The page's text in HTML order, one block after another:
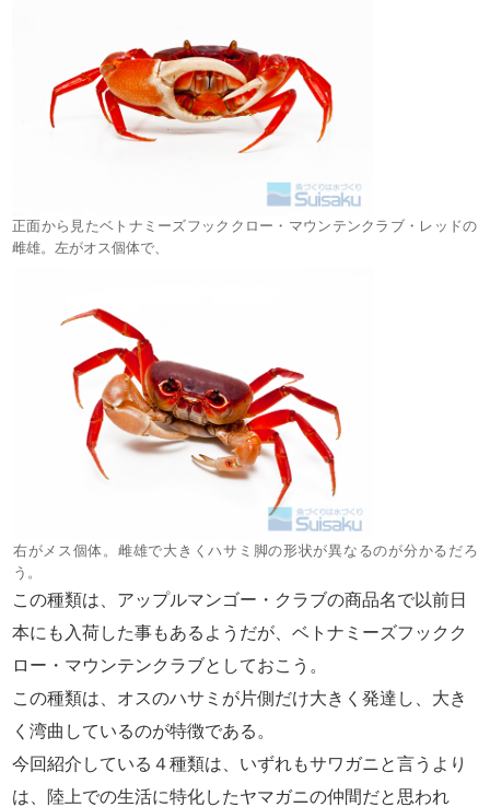
正面から見たベトナミーズフッククロー・マウンテンクラブ・レッドの
雌雄。左がオス個体で、
右がメス個体。雌雄で大きくハサミ脚の形状が異なるのが分かるだろ
う。
この種類は、アップルマンゴー・クラブの商品名で以前日
本にも入荷した事もあるようだが、ベトナミーズフックク
ロー・マウンテンクラブとしておこう。
この種類は、オスのハサミが片側だけ大きく発達し、大き
く湾曲しているのが特徴である。
今回紹介している４種類は、いずれもサワガニと言うより
は、陸上での生活に特化したヤマガニの仲間だと思われ